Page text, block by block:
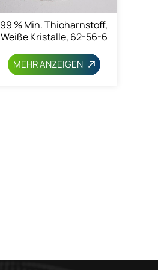
99 % Min. Thioharnstoff,
Weiße Kristalle, 62-56-6
MEHR ANZEIGEN